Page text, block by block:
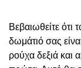
Βεβαιωθείτε ότι
δωμάτιό σας
ρούχα δεξιά και